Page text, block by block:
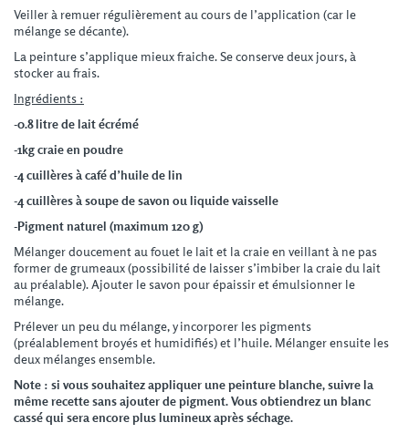
Veiller à remuer régulièrement au cours de l’application (car le
mélange se décante).
La peinture s’applique mieux fraiche. Se conserve deux jours, à
stocker au frais.
Ingrédients :
-0.8 litre de lait écrémé
-1kg craie en poudre
-4 cuillères à café d’huile de lin
-4 cuillères à soupe de savon ou liquide vaisselle
-Pigment naturel (maximum 120 g)
Mélanger doucement au fouet le lait et la craie en veillant à ne pas
former de grumeaux (possibilité de laisser s’imbiber la craie du lait
au préalable). Ajouter le savon pour épaissir et émulsionner le
mélange.
Prélever un peu du mélange, y incorporer les pigments
(préalablement broyés et humidifiés) et l’huile. Mélanger ensuite les
deux mélanges ensemble.
Note : si vous souhaitez appliquer une peinture blanche, suivre la
même recette sans ajouter de pigment. Vous obtiendrez un blanc
cassé qui sera encore plus lumineux après séchage.